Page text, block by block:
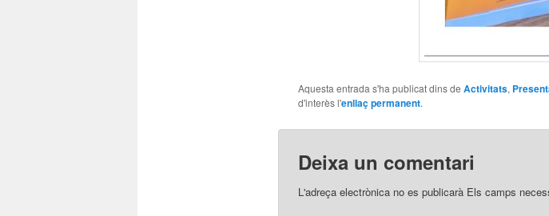
Aquesta entrada s'ha publicat dins de Activitats,
d'interès l'enllaç permanent.
Deixa un comentari
L'adreça electrònica no es publicarà Els camps